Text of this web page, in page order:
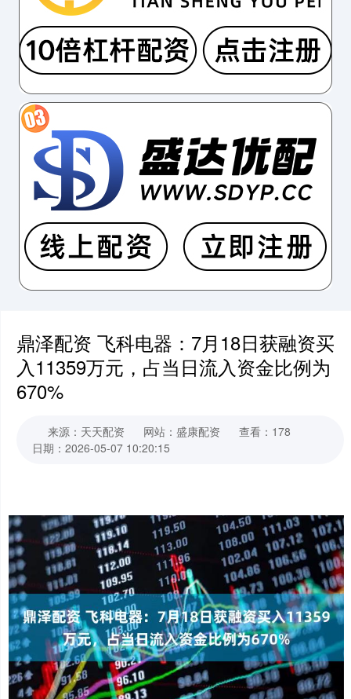
鼎泽配资 飞科电器：7月18日获融资买
入11359万元，占当日流入资金比例为
670%
来源：天天配资 网站：盛康配资
查看：178
日期：2026-05-07 10:20:15